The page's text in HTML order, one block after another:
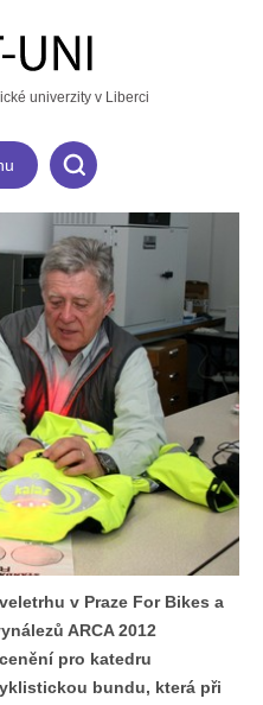
univerzity v Liberci
v Praze For Bikes a
ARCA 2012
pro katedru
bundu, která při